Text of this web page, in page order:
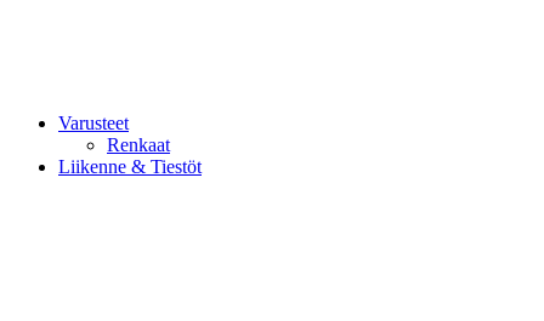
Varusteet
Renkaat
Liikenne & Tiestöt